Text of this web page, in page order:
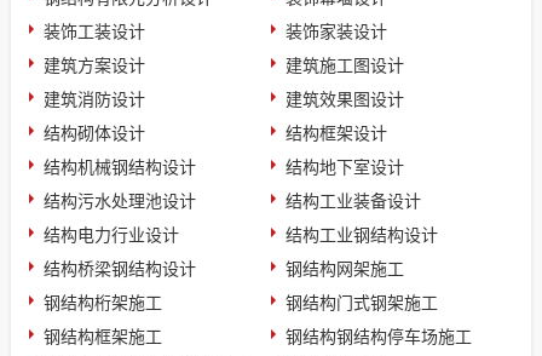
装饰工装设计
装饰家装设计
建筑方案设计
建筑施工图设计
建筑消防设计
建筑效果图设计
结构砌体设计
结构框架设计
结构机械钢结构设计
结构地下室设计
结构污水处理池设计
结构工业装备设计
结构电力行业设计
结构工业钢结构设计
结构桥梁钢结构设计
钢结构网架施工
钢结构桁架施工
钢结构门式钢架施工
钢结构框架施工
钢结构钢结构停车场施工